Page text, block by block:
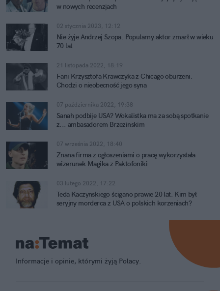
w nowych recenzjach
02 stycznia 2023, 12:12
Nie żyje Andrzej Szopa. Popularny aktor zmarł w wieku
70 lat
21 listopada 2022, 18:19
Fani Krzysztofa Krawczyka z Chicago oburzeni.
Chodzi o nieobecność jego syna
07 października 2022, 19:38
Sanah podbije USA? Wokalistka ma za sobą spotkanie
z... ambasadorem Brzezinskim
07 września 2022, 18:40
Znana firma z ogłoszeniami o pracę wykorzystała
wizerunek Magika z Paktofoniki
03 lutego 2022, 17:22
Teda Kaczynskiego ścigano prawie 20 lat. Kim był
seryjny morderca z USA o polskich korzeniach?
Informacje i opinie, którymi żyją Polacy.